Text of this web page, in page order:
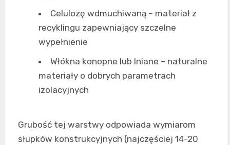
Celulozę wdmuchiwaną – materiał z
recyklingu zapewniający szczelne
wypełnienie
Włókna konopne lub lniane – naturalne
materiały o dobrych parametrach
izolacyjnych
Grubość tej warstwy odpowiada wymiarom
słupków konstrukcyjnych (najczęściej 14-20